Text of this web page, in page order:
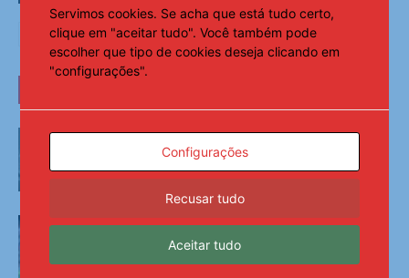
Rio Grande do Sul contabiliza 2,6 mil
desalojados após tempestades
9 de agosto de 2026
Borussia Dortmund quebra hegemonia do
Arsenal e conquista a Emirates Cup
Servimos cookies. Se acha que está tudo certo,
clique em "aceitar tudo". Você também pode
escolher que tipo de cookies deseja clicando em
"configurações".
Configurações
Recusar tudo
Aceitar tudo